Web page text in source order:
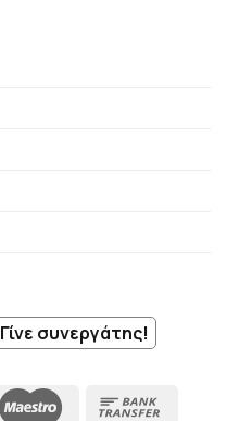
Γίνε συνεργάτης!